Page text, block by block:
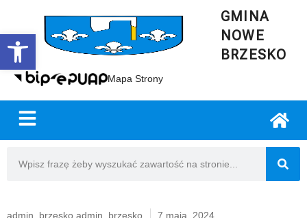
Open toolbar
GMINA
NOWE
BRZESKO
Mapa Strony
admin_brzesko admin_brzesko 7 maja, 2024